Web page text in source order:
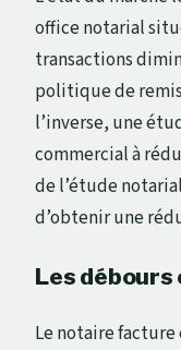
office notarial
transactions
politique de
l’inverse, une
commercial à
de l’étude
d’obtenir une
Les
Le notaire facture